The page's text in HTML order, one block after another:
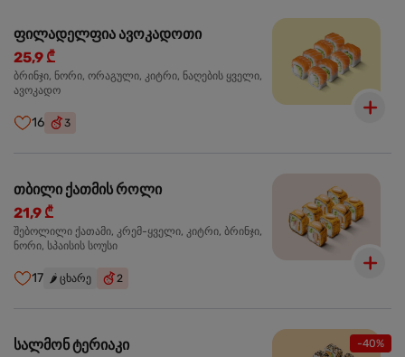
ფილადელფია ავოკადოთი
25,9 ₾
ბრინჯი, ნორი, ორაგული, კიტრი, ნაღების ყველი,
ავოკადო
16 3
თბილი ქათმის როლი
21,9 ₾
შებოლილი ქათამი, კრემ-ყველი, კიტრი, ბრინჯი,
ნორი, სპაისის სოუსი
17 🌶️ ცხარე 2
-40%
სალმონ ტერიაკი